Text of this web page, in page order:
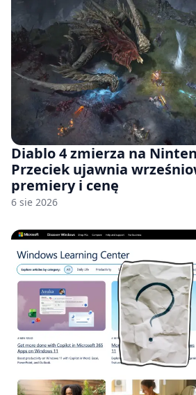
Diablo 4 zmierza na
Przeciek ujawnia
premiery i cenę
6 sie 2026